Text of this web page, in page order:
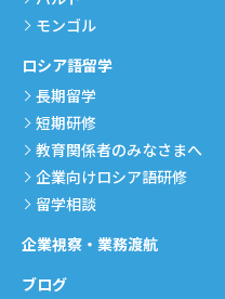
モンゴル
ロシア語留学
長期留学
短期研修
教育関係者のみなさまへ
企業向けロシア語研修
留学相談
企業視察・業務渡航
ブログ